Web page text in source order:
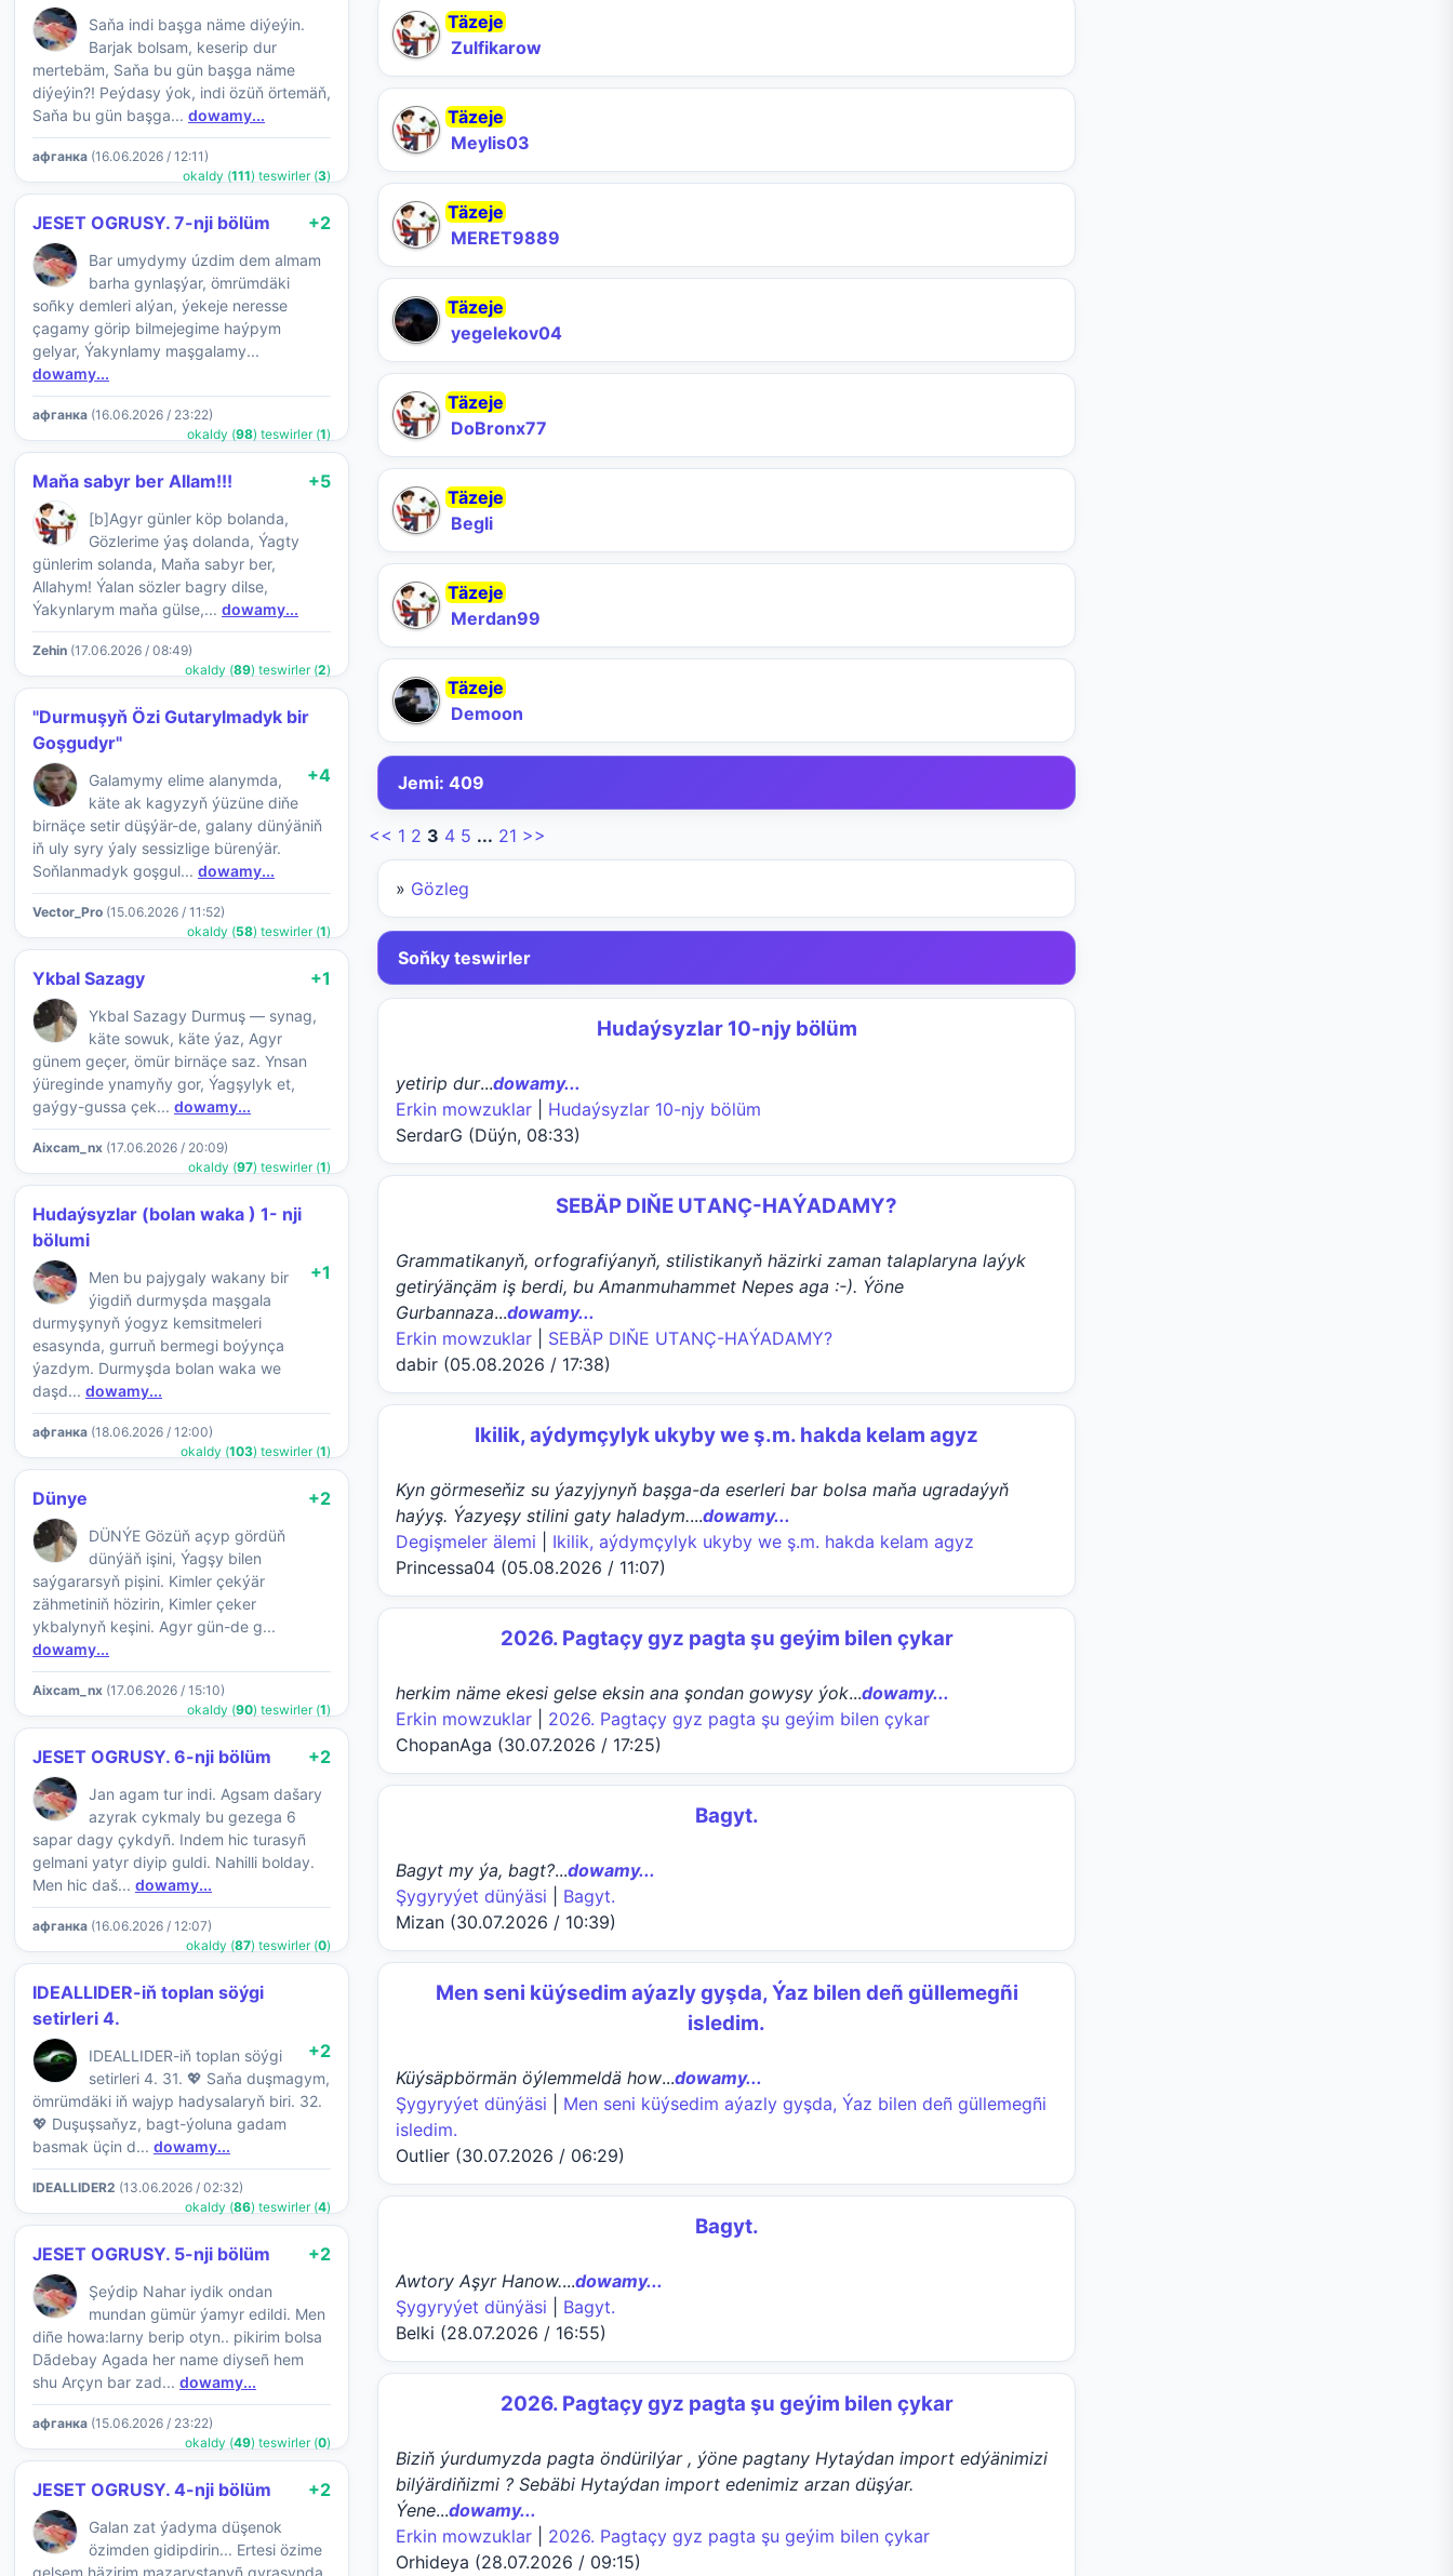
Saňa indi başga näme diýeýin.
Barjak bolsam, keserip dur
mertebäm, Saňa bu gün başga näme
diýeýin?! Peýdasy ýok, indi özüň örtemäň,
Saňa bu gün başga... dowamy...
афганка (16.06.2026 / 12:11)
okaldy (111) teswirler (3)
JESET OGRUSY. 7-nji bölüm +2
Bar umydymy úzdim dem almam
barha gynlaşýar, ömrümdäki
soñky demleri alýan, ýekeje neresse
çagamy görip bilmejegime haýpym
gelyar, Ýakynlamy maşgalamy...
dowamy...
афганка (16.06.2026 / 23:22)
okaldy (98) teswirler (1)
Maňa sabyr ber Allam!!! +5
[b]Agyr günler köp bolanda,
Gözlerime ýaş dolanda, Ýagty
günlerim solanda, Maňa sabyr ber,
Allahym! Ýalan sözler bagry dilse,
Ýakynlarym maňa gülse,... dowamy...
Zehin (17.06.2026 / 08:49)
okaldy (89) teswirler (2)
"Durmuşyň Özi Gutarylmadyk bir
Goşgudyr"
+4
Galamymy elime alanymda,
käte ak kagyzyň ýüzüne diňe
birnäçe setir düşýär-de, galany dünýäniň
iň uly syry ýaly sessizlige bürenýär.
Soňlanmadyk goşgul... dowamy...
Vector_Pro (15.06.2026 / 11:52)
okaldy (58) teswirler (1)
Ykbal Sazagy +1
Ykbal Sazagy Durmuş — synag,
käte sowuk, käte ýaz, Agyr
günem geçer, ömür birnäçe saz. Ynsan
ýüreginde ynamyňy gor, Ýagşylyk et,
gaýgy-gussa çek... dowamy...
Aixcam_nx (17.06.2026 / 20:09)
okaldy (97) teswirler (1)
Hudaýsyzlar (bolan waka ) 1- nji
bölumi
+1
Men bu pajygaly wakany bir
ýigdiň durmyşda maşgala
durmyşynyň ýogyz kemsitmeleri
esasynda, gurruň bermegi boýynça
ýazdym. Durmyşda bolan waka we
daşd... dowamy...
афганка (18.06.2026 / 12:00)
okaldy (103) teswirler (1)
Dünye +2
DÜNÝE Gözüň açyp gördüň
dünýäň işini, Ýagşy bilen
saýgararsyň pișini. Kimler çekýär
zähmetiniň hözirin, Kimler çeker
ykbalynyň keşini. Agyr gün-de g...
dowamy...
Aixcam_nx (17.06.2026 / 15:10)
okaldy (90) teswirler (1)
JESET OGRUSY. 6-nji bölüm +2
Jan agam tur indi. Agsam dašary
azyrak cykmaly bu gezega 6
sapar dagy çykdyñ. Indem hic turasyñ
gelmani yatyr diyip guldi. Nahilli bolday.
Men hic daš... dowamy...
афганка (16.06.2026 / 12:07)
okaldy (87) teswirler (0)
IDEALLIDER-iň toplan söýgi
setirleri 4.
+2
IDEALLIDER-iň toplan söýgi
setirleri 4. 31. 💖 Saňa duşmagym,
ömrümdäki iň wajyp hadysalaryň biri. 32.
💖 Duşuşsaňyz, bagt-ýoluna gadam
basmak üçin d... dowamy...
IDEALLIDER2 (13.06.2026 / 02:32)
okaldy (86) teswirler (4)
JESET OGRUSY. 5-nji bölüm +2
Şeýdip Nahar iydik ondan
mundan gümür ýamyr edildi. Men
diñe howa:larny berip otyn.. pikirim bolsa
Dãdebay Agada her name diyseñ hem
shu Arçyn bar zad... dowamy...
афганка (15.06.2026 / 23:22)
okaldy (49) teswirler (0)
JESET OGRUSY. 4-nji bölüm +2
Galan zat ýadyma düşenok
özimden gidipdirin... Ertesi özime
gelsem häzirim mazarystanyñ gyrasynda
Täzeje
Zulfikarow
Täzeje
Meylis03
Täzeje
MERET9889
Täzeje
yegelekov04
Täzeje
DoBronx77
Täzeje
Begli
Täzeje
Merdan99
Täzeje
Demoon
Jemi: 409
<< 1 2 3 4 5 ... 21 >>
» Gözleg
Soňky teswirler
Hudaýsyzlar 10-njy bölüm
yetirip dur...dowamy...
Erkin mowzuklar
Hudaýsyzlar 10-njy bölüm
SerdarG (Düýn, 08:33)
SEBÄP DIŇE UTАNÇ-HАÝADАMY?
Grammatikanyň, orfografiýanyň, stilistikanyň häzirki zaman talaplaryna laýyk
getirýänçäm iş berdi, bu Amanmuhammet Nepes aga :-). Ýöne
Gurbannaza...dowamy...
Erkin mowzuklar
SEBÄP DIŇE UTАNÇ-HАÝADАMY?
dabir (05.08.2026 / 17:38)
Ikilik, aýdymçylyk ukyby we ş.m. hakda kelam agyz
Kyn görmeseňiz su ýazyjynyň başga-da eserleri bar bolsa maňa ugradaýyň
haýyş. Ýazyeşy stilini gaty haladym....dowamy...
Degişmeler älemi
Ikilik, aýdymçylyk ukyby we ş.m. hakda kelam agyz
Princessa04 (05.08.2026 / 11:07)
2026. Pagtaçy gyz pagta şu geýim bilen çykar
herkim näme ekesi gelse eksin ana şondan gowysy ýok...dowamy...
Erkin mowzuklar
2026. Pagtaçy gyz pagta şu geýim bilen çykar
ChopanAga (30.07.2026 / 17:25)
Bagyt.
Bagyt my ýa, bagt?...dowamy...
Şygyryýet dünýäsi
Bagyt.
Mizan (30.07.2026 / 10:39)
Men seni küýsedim aýazly gyşda, Ýaz bilen deñ güllemegñi
isledim.
Küýsäpbörmän öýlemmeldä how...dowamy...
Şygyryýet dünýäsi
Men seni küýsedim aýazly gyşda, Ýaz bilen deñ güllemegñi
isledim.
Outlier (30.07.2026 / 06:29)
Bagyt.
Awtory Aşyr Hanow....dowamy...
Şygyryýet dünýäsi
Bagyt.
Belki (28.07.2026 / 16:55)
2026. Pagtaçy gyz pagta şu geýim bilen çykar
Biziň ýurdumyzda pagta öndürilýar , ýöne pagtany Hytaýdan import edýänimizi
bilýärdiňizmi ? Sebäbi Hytaýdan import edenimiz arzan düşýar.
Ýene...dowamy...
Erkin mowzuklar
2026. Pagtaçy gyz pagta şu geýim bilen çykar
Orhideya (28.07.2026 / 09:15)